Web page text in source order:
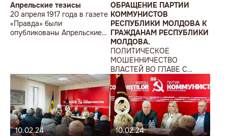
Апрельские тезисы
20 апреля 1917 года в газете
«Правда» были
опубликованы Апрельские
деятельность большевиков,
на основе которых и
свершилась Великая
Октябрьская
социалистическая
революция.
ОБРАЩЕНИЕ ПАРТИИ
КОММУНИСТОВ
РЕСПУБЛИКИ МОЛДОВА К
ГРАЖДАНАМ РЕСПУБЛИКИ
МОЛДОВА.
ПОЛИТИЧЕСКОЕ
МОШЕННИЧЕСТВО
ВЛАСТЕЙ ВО ГЛАВЕ С
М.САНДУ.
10.02.24
10.02.24